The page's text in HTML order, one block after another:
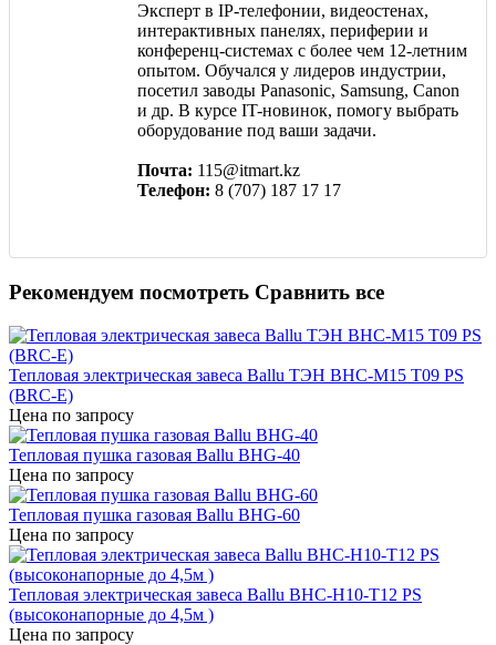
Эксперт в IP-телефонии, видеостенах,
интерактивных панелях, периферии и
конференц-системах с более чем 12-летним
опытом. Обучался у лидеров индустрии,
посетил заводы Panasonic, Samsung, Canon
и др. В курсе IT-новинок, помогу выбрать
оборудование под ваши задачи.
Почта: 115@itmart.kz
Телефон: 8 (707) 187 17 17
Рекомендуем посмотреть Сравнить все
Тепловая электрическая завеса Ballu ТЭН BHC-M15 T09 PS
(BRC-E)
Цена по запросу
Тепловая пушка газовая Ballu BHG-40
Цена по запросу
Тепловая пушка газовая Ballu BHG-60
Цена по запросу
Тепловая электрическая завеса Ballu BHC-H10-T12 PS
(высоконапорные до 4,5м )
Цена по запросу